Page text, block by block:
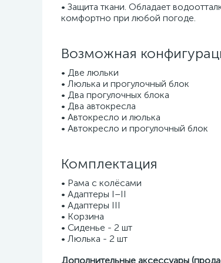
• Защита ткани. Обладает
комфортно при любой погоде.
Возможная
• Две люльки
• Люлька и прогулочный блок
• Два прогулочных блока
• Два автокресла
• Автокресло и люлька
• Автокресло и прогулочный блок
Комплектация
• Рама с колёсами
• Адаптеры I–II
• Адаптеры III
• Корзина
• Сиденье - 2 шт
• Люлька - 2 шт
Дополнительные аксессуары